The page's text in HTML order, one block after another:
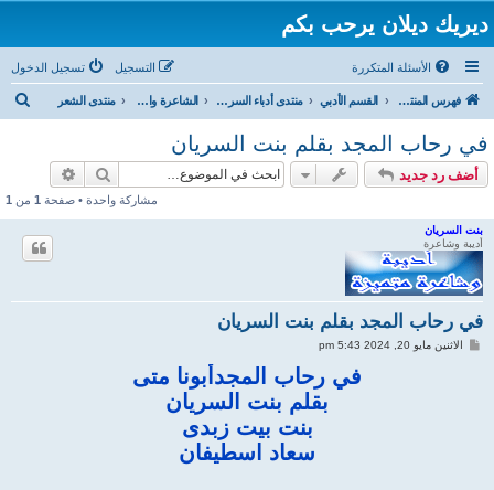
ديريك ديلان يرحب بكم
الأسئلة المتكررة تسجيل الدخول التسجيل
فهرس المنتدى القسم الأدبي منتدى أدباء السريان الشاعرة والاديبة السريانية بنت السريان منتدى الشعر
في رحاب المجد بقلم بنت السريان
أضف رد جديد بحث
مشاركة واحدة • صفحة 1 من 1
بنت السريان
أديبة وشاعرة
في رحاب المجد بقلم بنت السريان
الاثنين مايو 20, 2024 5:43 pm
في رحاب المجدأبونا متى
بقلم بنت السريان
بنت بيت زبدى
سعاد اسطيفان